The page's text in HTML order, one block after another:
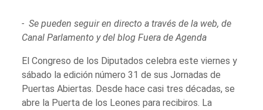
- Se pueden seguir en directo a través de la web, de
Canal Parlamento y del blog Fuera de Agenda
El Congreso de los Diputados celebra este viernes y
sábado la edición número 31 de sus Jornadas de
Puertas Abiertas. Desde hace casi tres décadas, se
abre la Puerta de los Leones para recibiros. La